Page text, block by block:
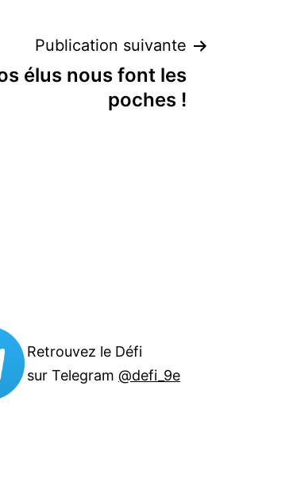
Publication suivante
élus nous font les
poches !
Retrouvez le Défi
sur Telegram@defi_9e